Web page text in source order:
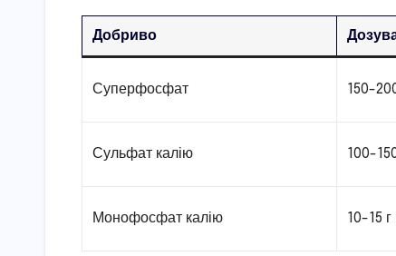
Добриво
Суперфосфат 150-
Сульфат калію 100-
Монофосфат калію 10-15